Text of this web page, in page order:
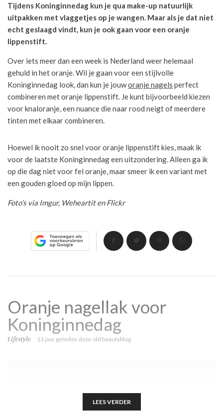
Tijdens Koninginnedag kun je qua make-up natuurlijk
uitpakken met vlaggetjes op je wangen. Maar als je dat niet
echt geslaagd vindt, kun je ook gaan voor een oranje
lippenstift.
Over iets meer dan een week is Nederland weer helemaal
gehuld in het oranje. Wil je gaan voor een stijlvolle
Koninginnedag look, dan kun je jouworanje nagels perfect
combineren met oranje lippenstift. Je kunt bijvoorbeeld kiezen
voor knaloranje, een nuance die naar rood neigt of meerdere
tinten met elkaar combineren.
Hoewel ik nooit zo snel voor oranje lippenstift kies, maak ik
voor de laatste Koninginnedag een uitzondering. Alleen ga ik
op die dag niet voor fel oranje, maar smeer ik een variant met
een gouden gloed op mijn lippen.
Foto’s via Imgur, Weheartit en Flickr
Oranje nagellak voor
Koninginnedag
Lifestyle 13 jaar geleden door old beautyblog
LEES VERDER